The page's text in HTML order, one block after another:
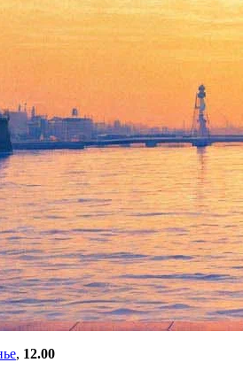
покажет
отправит в
, 12.00